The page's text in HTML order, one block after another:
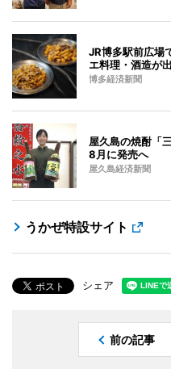
JR博多駅前広場
エ料理・酒造が
博多経済新聞
屋久島の焼酎「
8月に発売へ
屋久島経済新聞
うかぜ特設サイト
シェア
前の記事